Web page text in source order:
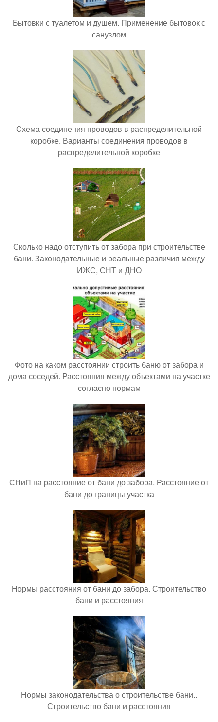
Бытовки с туалетом и душем. Применение бытовок с
санузлом
Схема соединения проводов в распределительной
коробке. Варианты соединения проводов в
распределительной коробке
Сколько надо отступить от забора при строительстве
бани. Законодательные и реальные различия между
ИЖС, СНТ и ДНО
Фото на каком расстоянии строить баню от забора и
дома соседей. Расстояния между объектами на участке
согласно нормам
СНиП на расстояние от бани до забора. Расстояние от
бани до границы участка
Нормы расстояния от бани до забора. Строительство
бани и расстояния
Нормы законодательства о строительстве бани..
Строительство бани и расстояния